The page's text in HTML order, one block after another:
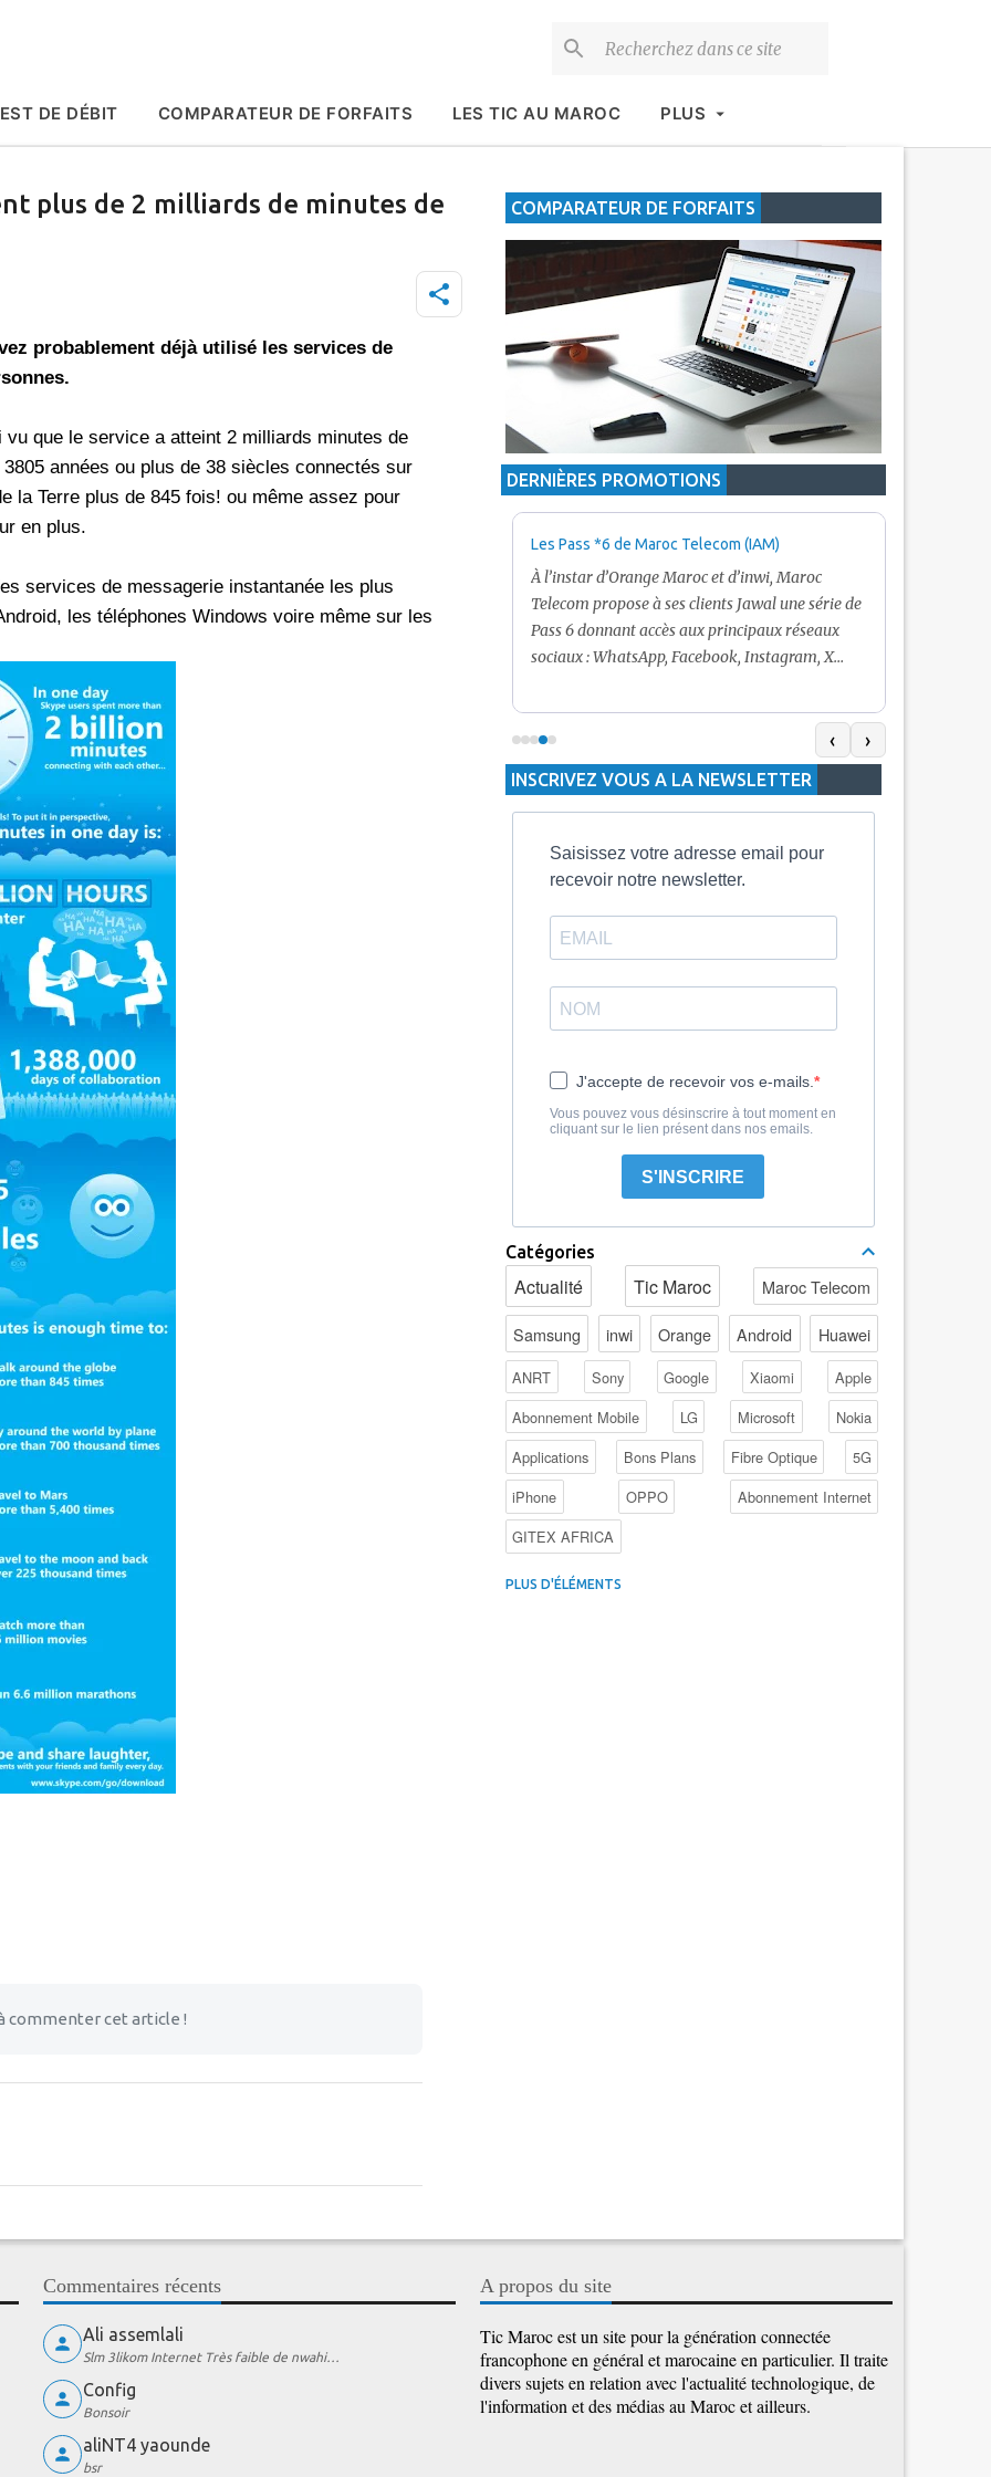
DE DÉBIT COMPARATEUR DE FORFAITS LES TIC AU MAROC PLUS
plus de 2 milliards de minutes de
probablement déjà utilisé les services de
que le service a atteint 2 milliards minutes de
années ou plus de 38 siècles connectés sur
la Terre plus de 845 fois! ou même assez pour
en plus.
services de messagerie instantanée les plus
les téléphones Windows voire même sur les
commenter cet article !
COMPARATEUR DE FORFAITS
DERNIÈRES PROMOTIONS
inwi fait
accès à
Snapchat voire
au
offre
23 mars 2026,
Nouveau! Orange Maroc multiplie les recharges
de ses clients mobiles en prépayé par 25 et ce,
un volume d'internet variant selon le montant de
ladite recharge. La durée de validité du volume
d'internet est de 7 jours alors que celle du solde
Les Pass *6 de Maroc Telecom (IAM)
À l’instar d’Orange Maroc et d’inwi, Maroc
Telecom propose à ses clients Jawal une série de
Pass 6 donnant accès aux principaux réseaux
sociaux : WhatsApp, Facebook, Instagram, X
5 Dh inclut 100 Mo, le Pass 10 Dh offre 400 Mo,
tandis que les formules à 20 Dh et 30 Dh
proposent respectivement 1 Go et 2 Go. Les
durées de validité sont de 3 jours pour
‹ ›
INSCRIVEZ VOUS A LA NEWSLETTER
Saisissez votre adresse email pour
recevoir notre newsletter.
J'accepte de recevoir vos e-mails.
Vous pouvez vous désinscrire à tout moment en
cliquant sur le lien présent dans nos emails.
S'INSCRIRE
Catégories
Actualité Tic Maroc Maroc Telecom
Samsung inwi Orange Android Huawei
ANRT Sony Google Xiaomi
Apple
Abonnement Mobile
LG Microsoft
Nokia
Applications
Bons Plans Fibre Optique
5G
iPhone
OPPO
Abonnement Internet
GITEX AFRICA
4G au Maroc
PLUS D'ÉLÉMENTS
Commentaires récents
Ali assemlali
Slm 3likom Internet Très faible de nwahi…
Config
Bonsoir
aliNT4 yaounde
bsr
A propos du site
Tic Maroc est un site pour la génération connectée
francophone en général et marocaine en particulier. Il traite
divers sujets en relation avec l'actualité technologique, de
l'information et des médias au Maroc et ailleurs.